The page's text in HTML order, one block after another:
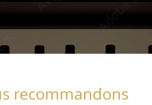
recommandons